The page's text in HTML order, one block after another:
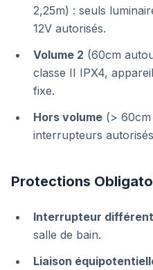
2,25m) : seuls
12V autorisés.
Volume 2 (60cm
classe II IPX4,
fixe.
Hors volume (> 60cm
interrupteurs
Protections
Interrupteur
salle de bain.
Liaison